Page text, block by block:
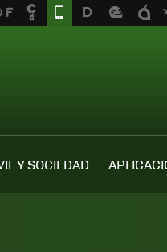
Y SOCIEDAD